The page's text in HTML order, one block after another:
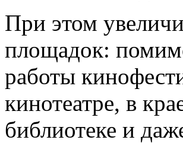
При этом
площадок:
работы
кинотеатре, в
библиотеке и